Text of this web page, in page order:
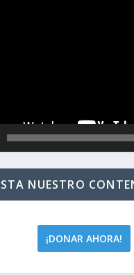
NUESTRO
¡DONAR AHORA!